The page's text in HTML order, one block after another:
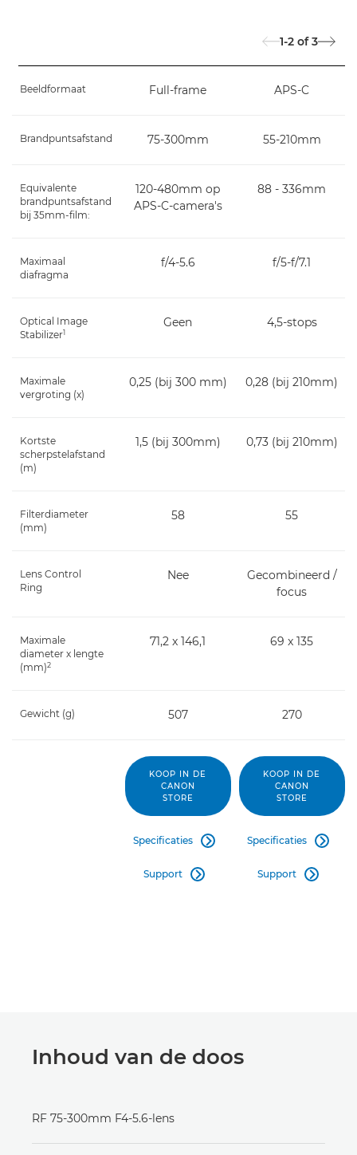
1-2 of 3
Beeldformaat Full-frame APS-C
Brandpuntsafstand 75-300mm 55-210mm
Equivalente
brandpuntsafstand
bij 35mm-film:
120-480mm op
APS-C-camera's
88 - 336mm
Maximaal
diafragma
f/4-5.6 f/5-f/7.1
Optical Image
Stabilizer1
Geen 4,5-stops
Maximale
vergroting (x)
0,25 (bij 300 mm) 0,28 (bij 210mm)
Kortste
scherpstelafstand
(m)
1,5 (bij 300mm) 0,73 (bij 210mm)
Filterdiameter
(mm)
58 55
Lens Control
Ring
Nee
Gecombineerd /
focus
Maximale
diameter x lengte
(mm)2
71,2 x 146,1 69 x 135
Gewicht (g) 507 270
KOOP IN DE
CANON
STORE
Specificaties 
Support 
KOOP IN DE
CANON
STORE
Specificaties 
Support 
Inhoud van de doos
RF 75-300mm F4-5.6-lens